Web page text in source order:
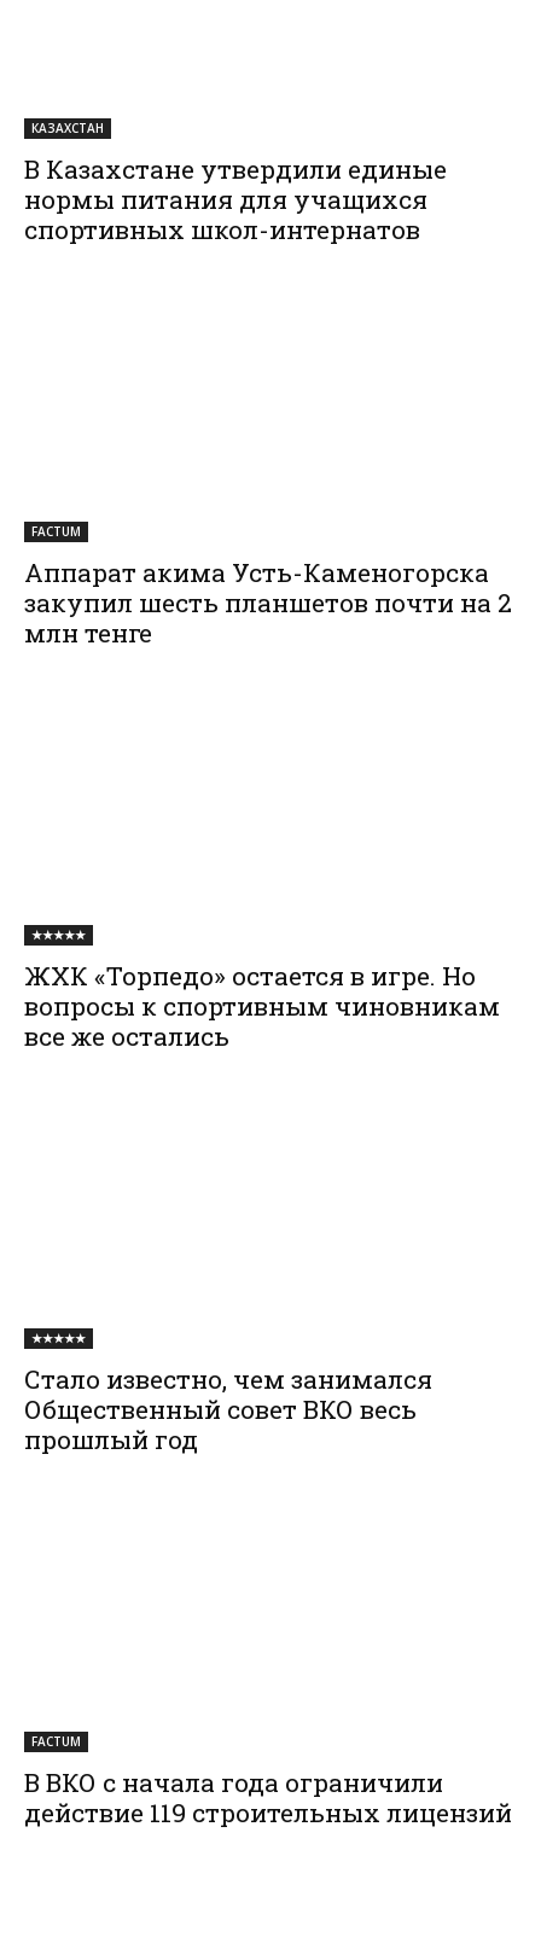
КАЗАХСТАН
В Казахстане утвердили единые
нормы питания для учащихся
спортивных школ-интернатов
FACTUM
Аппарат акима Усть-Каменогорска
закупил шесть планшетов почти на 2
млн тенге
★★★★★
ЖХК «Торпедо» остается в игре. Но
вопросы к спортивным чиновникам
все же остались
★★★★★
Стало известно, чем занимался
Общественный совет ВКО весь
прошлый год
FACTUM
В ВКО с начала года ограничили
действие 119 строительных лицензий